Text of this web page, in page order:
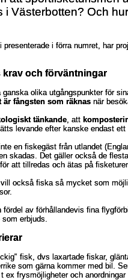
i Västerbotten? Och
presenterade i förra numret, har
krav och förväntningar
ganska olika utgångspunkter för
är fångsten som räknas när
tänkande, att
levande efter kanske endast ett
en fiskegäst från utlandet
skadas. Det gäller också de
att tillredas och ätas på
också fiska så mycket som
fördel av förhållandevis fina
erbjuds.
fisk, dvs laxartade fiskar,
som gärna kommer med bil.
ex frysmöjligheter och
i Västerbotten? Och
presenterade i förra numret, har
krav och förväntningar
ganska olika utgångspunkter för
är fångsten som räknas när
tänkande, att
levande efter kanske endast ett
en fiskegäst från utlandet
skadas. Det gäller också de
att tillredas och ätas på
också fiska så mycket som
fördel av förhållandevis fina
erbjuds.
fisk, dvs laxartade fiskar,
som gärna kommer med bil.
ex frysmöjligheter och